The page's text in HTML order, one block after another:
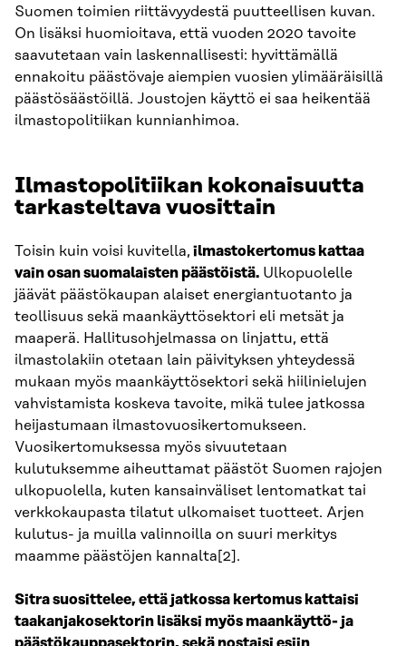
Suomen toimien riittävyydestä puutteellisen kuvan.
On lisäksi huomioitava, että vuoden 2020 tavoite
saavutetaan vain laskennallisesti: hyvittämällä
ennakoitu päästövaje aiempien vuosien ylimääräisillä
päästösäästöillä. Joustojen käyttö ei saa heikentää
ilmastopolitiikan kunnianhimoa.
Ilmastopolitiikan kokonaisuutta
tarkasteltava vuosittain
Toisin kuin voisi kuvitella,ilmastokertomus kattaa
vain osan suomalaisten päästöistä. Ulkopuolelle
jäävät päästökaupan alaiset energiantuotanto ja
teollisuus sekä maankäyttösektori eli metsät ja
maaperä. Hallitusohjelmassa on linjattu, että
ilmastolakiin otetaan lain päivityksen yhteydessä
mukaan myös maankäyttösektori sekä hiilinielujen
vahvistamista koskeva tavoite, mikä tulee jatkossa
heijastumaan ilmastovuosikertomukseen.
Vuosikertomuksessa myös sivuutetaan
kulutuksemme aiheuttamat päästöt Suomen rajojen
ulkopuolella, kuten kansainväliset lentomatkat tai
verkkokaupasta tilatut ulkomaiset tuotteet. Arjen
kulutus- ja muilla valinnoilla on suuri merkitys
maamme päästöjen kannalta[2].
Sitra suosittelee, että jatkossa kertomus kattaisi
taakanjakosektorin lisäksi myös maankäyttö- ja